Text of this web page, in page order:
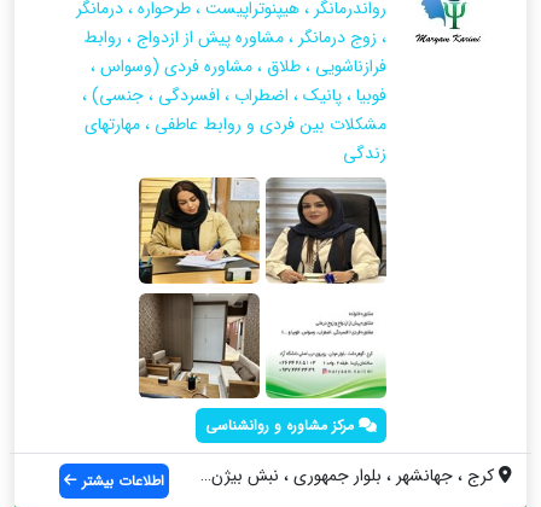
رواندرمانگر ، هیپنوتراپیست ، طرحواره ، درمانگر
، زوج درمانگر ، مشاوره پیش از ازدواج ، روابط
فرازناشویی ، طلاق ، مشاوره فردی (وسواس ،
فوبیا ، پانیک ، اضطراب ، افسردگی ، جنسی) ،
مشکلات بین فردی و روابط عاطفی ، مهارتهای
زندگی
مرکز مشاوره و روانشناسی
کرج ، جهانشهر ، بلوار جمهوری ، نبش بیژن ... اطلاعات بیشتر